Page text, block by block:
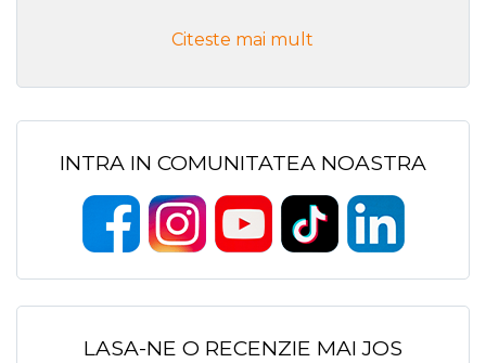
Citeste mai mult
INTRA IN COMUNITATEA NOASTRA
LASA-NE O RECENZIE MAI JOS